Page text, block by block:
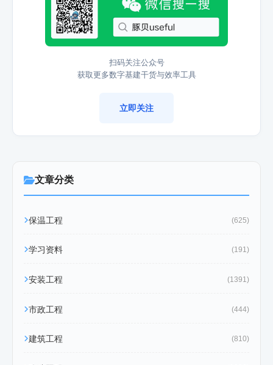
扫码关注公众号
获取更多数字基建干货与效率工具
立即关注
文章分类
保温工程 (625)
学习资料 (191)
安装工程 (1391)
市政工程 (444)
建筑工程 (810)